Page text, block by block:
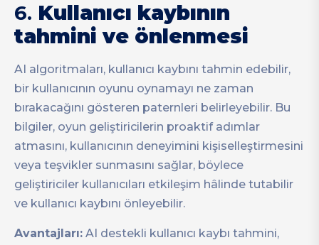
6. Kullanıcı kaybının
tahmini ve önlenmesi
AI algoritmaları, kullanıcı kaybını tahmin edebilir,
bir kullanıcının oyunu oynamayı ne zaman
bırakacağını gösteren paternleri belirleyebilir. Bu
bilgiler, oyun geliştiricilerin proaktif adımlar
atmasını, kullanıcının deneyimini kişiselleştirmesini
veya teşvikler sunmasını sağlar, böylece
geliştiriciler kullanıcıları etkileşim hâlinde tutabilir
ve kullanıcı kaybını önleyebilir.
Avantajları: AI destekli kullanıcı kaybı tahmini,